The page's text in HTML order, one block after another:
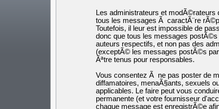
Les administrateurs et
tous les messages Ã caractÃ¨re
Toutefois, il leur est impossible de
donc que tous les messages
auteurs respectifs, et non pas des
(exceptÃ© les messages postÃ©s
Ãªtre tenus pour responsables.
Vous consentez Ã ne pas poster de
diffamatoires, menaÃ§ants, sexuels
applicables. Le faire peut vous
permanente (et votre fournisseur
chaque message est enregistrÃ©e